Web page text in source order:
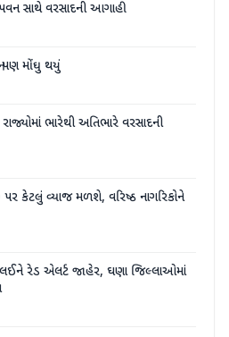
સાથે વરસાદની આગાહી
પણ મોંઘુ થયું
ભારેથી અતિભારે વરસાદની
પર કેટલું વ્યાજ મળશે, વરિષ્ઠ નાગરિકોને
રેડ એલર્ટ જાહેર, ઘણા જિલ્લાઓમાં